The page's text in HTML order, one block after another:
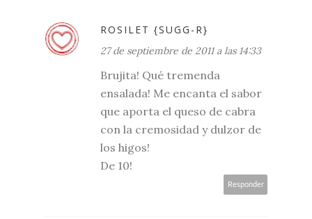
ROSILET {SUGG-R}
27 de septiembre de 2011 a las 14:33
Brujita! Qué tremenda
ensalada! Me encanta el sabor
que aporta el queso de cabra
con la cremosidad y dulzor de
los higos!
De 10!
Responder